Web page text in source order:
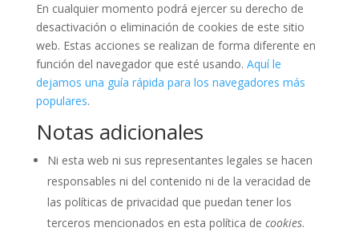
En cualquier momento podrá ejercer su derecho de
desactivación o eliminación de cookies de este sitio
web. Estas acciones se realizan de forma diferente en
función del navegador que esté usando. Aquí le
dejamos una guía rápida para los navegadores más
populares.
Notas adicionales
Ni esta web ni sus representantes legales se hacen
responsables ni del contenido ni de la veracidad de
las políticas de privacidad que puedan tener los
terceros mencionados en esta política de cookies.